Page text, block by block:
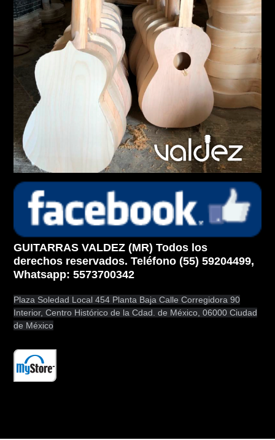
GUITARRAS VALDEZ (MR) Todos los
derechos reservados. Teléfono (55) 59204499,
Whatsapp: 5573700342
Plaza Soledad Local 454 Planta Baja Calle Corregidora 90
Interior, Centro Histórico de la Cdad. de México, 06000 Ciudad
de México